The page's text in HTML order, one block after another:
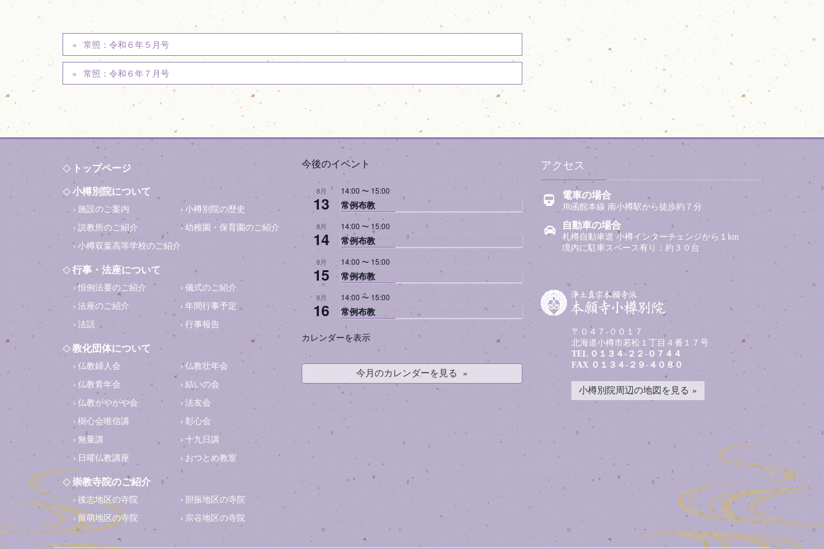
常照：令和６年５月号
常照：令和６年７月号
トップページ
小樽別院について
施設のご案内
小樽別院の歴史
説教所のご紹介
幼稚園・保育園のご紹介
小樽双葉高等学校のご紹介
行事・法座について
恒例法要のご紹介
儀式のご紹介
法座のご紹介
年間行事予定
法話
行事報告
教化団体について
仏教婦人会
仏教壮年会
仏教青年会
結いの会
仏教がやがや会
法友会
樹心会唯信講
彰心会
無量講
十九日講
日曜仏教講座
おつとめ教室
崇教寺院のご紹介
後志地区の寺院
胆振地区の寺院
留萌地区の寺院
宗谷地区の寺院
今後のイベント
8月
13
14:00 〜 15:00
常例布教
8月
14
14:00 〜 15:00
常例布教
8月
15
14:00 〜 15:00
常例布教
8月
16
14:00 〜 15:00
常例布教
カレンダーを表示
今月のカレンダーを見る
アクセス
電車の場合
JR函館本線 南小樽駅から徒歩約７分
自動車の場合
札樽自動車道 小樽インターチェンジから１km
境内に駐車スペース有り：約３０台
〒０４７-００１７
北海道小樽市若松１丁目４番１７号
TEL ０１３４-２２-０７４４
FAX ０１３４-２９-４０８０
小樽別院周辺の地図を見る